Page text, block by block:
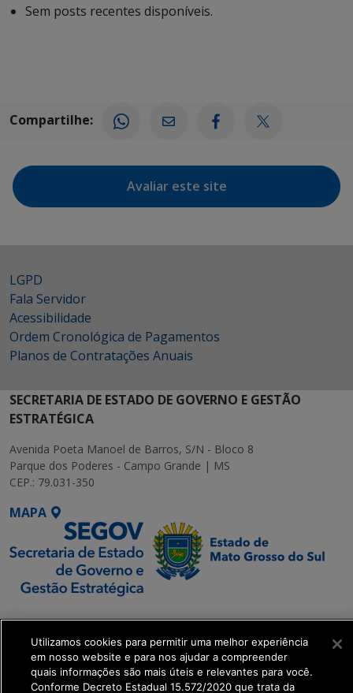
Sem posts recentes disponíveis.
Compartilhe:
Avaliar este site
LGPD
Fala Servidor
Acessibilidade
Ordem Cronológica de Pagamentos
Planos de Contratações Anuais
SECRETARIA DE ESTADO DE GOVERNO E GESTÃO
ESTRATÉGICA
Avenida Poeta Manoel de Barros, S/N - Bloco 8
Parque dos Poderes - Campo Grande | MS
CEP.: 79.031-350
MAPA
SETDIG | Secretaria-
Executiva de
Transformação Digital
Utilizamos cookies para permitir uma melhor experiência
em nosso website e para nos ajudar a compreender
quais informações são mais úteis e relevantes para você.
Conforme Decreto Estadual 15.572/2020 que trata da